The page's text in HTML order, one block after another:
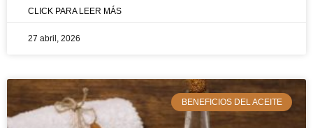
CLICK PARA LEER MÁS
27 abril, 2026
BENEFICIOS DEL ACEITE